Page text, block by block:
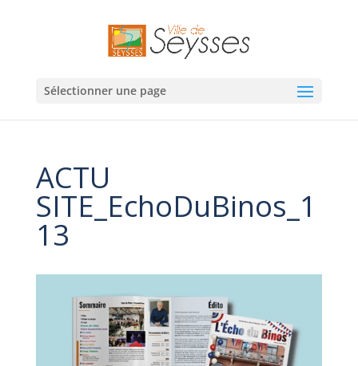
Sélectionner une page
ACTU
SITE_EchoDuBinos_1
13